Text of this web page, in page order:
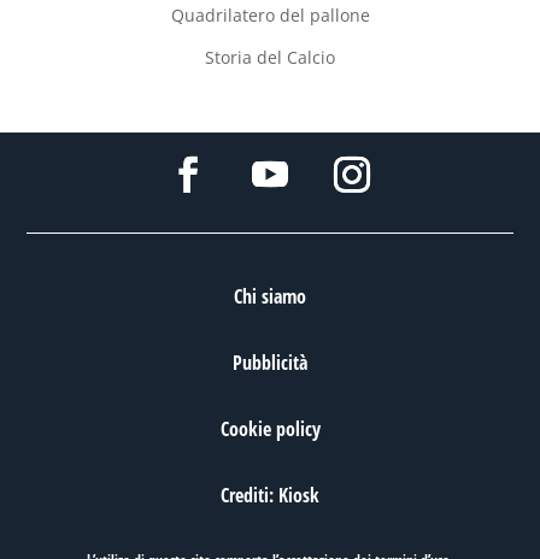
Quadrilatero del pallone
Storia del Calcio
Chi siamo
Pubblicità
Cookie policy
Crediti: Kiosk